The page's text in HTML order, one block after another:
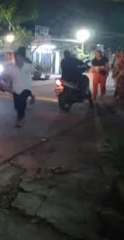
လည်း ပံ့သကူပစ်ပြီး
ကလေးတယောက်
ခြေ၊ လက်နဲ့ ဘယ်
တယ်လို့ သူက ပြော
း ရပ်ကြည့်နေတဲ့
ါးခု၊ ခြောက်ခု
က်ဆင့် ဆိုသလိုပဲ
ာလည်း ဖြစ်တယ်။
ာက် ရှိမယ်” လို့